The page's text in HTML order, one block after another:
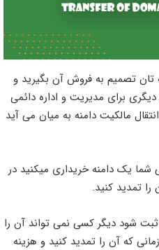
تصمیم به فروش آن بگیرید و
برای مدیریت و اداره دائمی
مالکیت دامنه به میان می آید
شما یک دامنه خریداری میکنید در
را تمدید کنید.
شود دیگر کسی نمی تواند آن را
که آن را تمدید کنید و هزینه